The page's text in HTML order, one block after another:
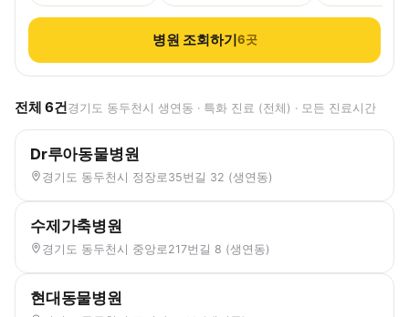
병원 조회하기6곳
전체 6건경기도 동두천시 생연동 · 특화 진료 (전체) · 모든 진료시간
Dr루아동물병원
경기도 동두천시 정장로35번길 32 (생연동)
수제가축병원
경기도 동두천시 중앙로217번길 8 (생연동)
현대동물병원